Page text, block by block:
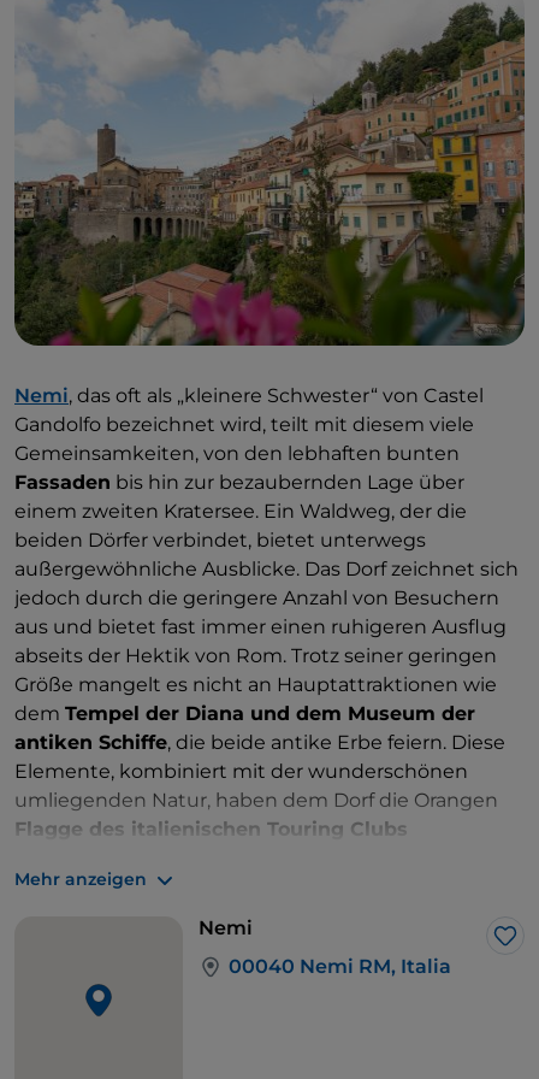
zum Dorf auf der anderen Seite genießen. Wir
empfehlen eine morgendliche Abfahrt, um bessere
Fotos des Dorfes zu machen, ohne dass die Sonne
es von hinten beleuchtet. In den folgenden Tagen
werden Sie, wenn Sie Castel Gandolfo als
Ausgangspunkt für die Erkundung einiger anderer
Dörfer der Castelli Romani nutzen, die wahre
Bedeutung von „langsamen Rhythmus“
entdecken. Das äußere Erscheinungsbild des
Dorfes ist seit dem 17. Jahrhundert praktisch
unverändert und sehr klassisch, mit Kirchen und
farbenfrohen Fassaden, aber im Inneren vieler
Design oder Geschäfte mit zeitgenössischem
Kunsthandwerk. In einem dieser Museen finden
Sie auch
Mosaikkurse
: Die kleinen Stücke in die
richtige Größe und Form zu hämmern, bevor Sie
sie zu einem Muster zusammenkleben, ist viel
schwieriger, als es scheint! Sie werden Castel
Gandolfo jedoch mit einem neuen Respekt für die
römischen Mosaikkünstler und mit einem
unvergesslichen
Souvenir verlassen, das Sie
selbst hergestellt haben
Nemi, das oft als „kleinere Schwester“ von Castel
Gandolfo bezeichnet wird, teilt mit diesem viele
Gemeinsamkeiten, von den lebhaften bunten
Fassaden bis hin zur bezaubernden Lage über
einem zweiten Kratersee. Ein Waldweg, der die
beiden Dörfer verbindet, bietet unterwegs
außergewöhnliche Ausblicke. Das Dorf zeichnet sich
jedoch durch die geringere Anzahl von Besuchern
aus und bietet fast immer einen ruhigeren Ausflug
abseits der Hektik von Rom. Trotz seiner geringen
Größe mangelt es nicht an Hauptattraktionen wie
dem Tempel der Diana und dem Museum der
antiken Schiffe, die beide antike Erbe feiern. Diese
Elemente, kombiniert mit der wunderschönen
umliegenden Natur, haben dem Dorf die Orangen
Flagge des italienischen Touring Clubs
und ökologischen Qualität für kleine Städte.
Ein Spaziergang durch die malerischen bunten
Mehr anzeigen
Nemi
00040 Nemi RM, Italia